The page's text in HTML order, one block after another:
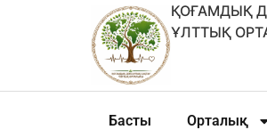
ҚОҒАМДЫҚ
ҰЛТТЫҚ
Басты Орталық